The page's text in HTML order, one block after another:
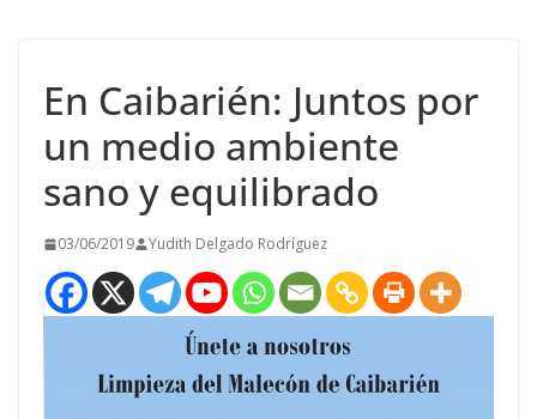
En Caibarién: Juntos por
un medio ambiente
sano y equilibrado
03/06/2019 Yudith Delgado Rodríguez